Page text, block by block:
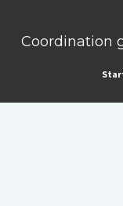
Coordination